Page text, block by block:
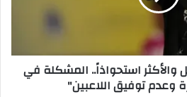
والأكثر استحواذاً.. المشكلة في
وعدم توفيق اللاعبين"